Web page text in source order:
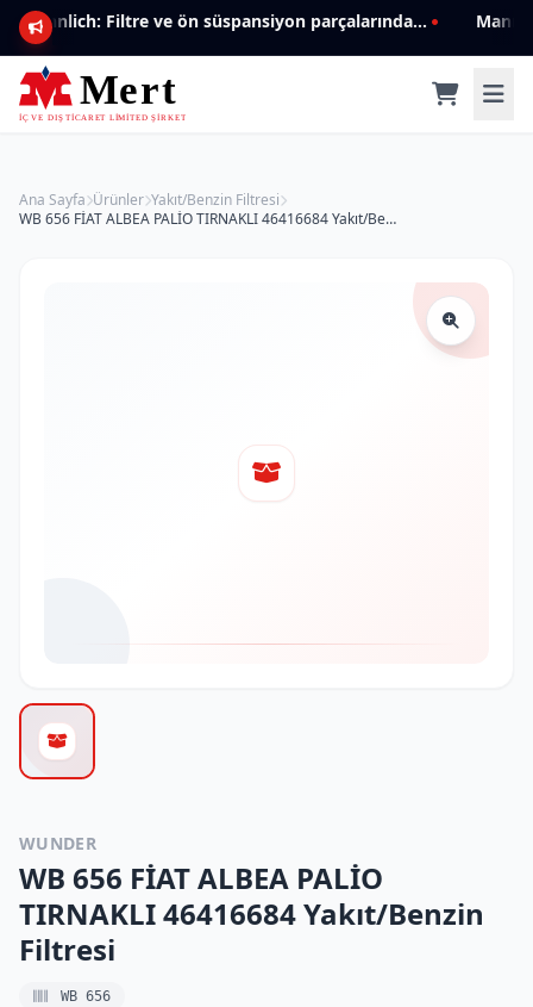
Mannlich: Filtre ve ön süspansiyon parçalarında genişleyen ürün yelpazesiyle kalite ve güven.
Ana Sayfa Ürünler Yakıt/Benzin Filtresi
WB 656 FİAT ALBEA PALİO TIRNAKLI 46416684 Yakıt/Benzin Filtresi
WUNDER
WB 656 FİAT ALBEA PALİO
TIRNAKLI 46416684 Yakıt/Benzin
Filtresi
WB 656